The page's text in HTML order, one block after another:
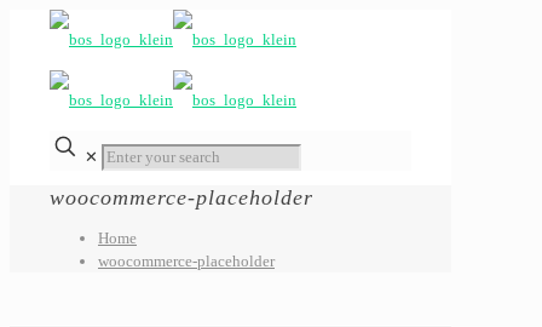
✕
woocommerce-placeholder
Home
woocommerce-placeholder